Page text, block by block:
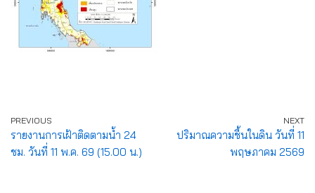
PREVIOUS
รายงานการเฝ้าติดตามน้ำ 24
ชม. วันที่ 11 พ.ค. 69 (15.00 น.)
NEXT
ปริมาณความชื้นในดิน วันที่ 11
พฤษภาคม 2569